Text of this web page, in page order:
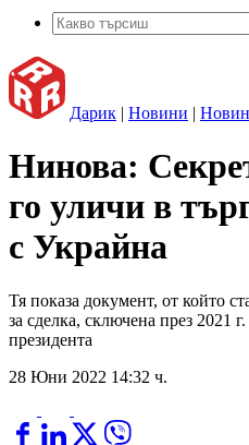
Дарик | Новини |
Нинова:
го уличи в
с Украйна
Тя показа документ, от който
за сделка, сключена през 2021
президента
28 Юни 2022 14:32 ч.